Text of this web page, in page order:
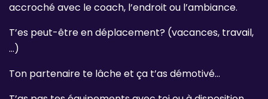
accroché avec le coach, l’endroit ou l’ambiance.
T’es peut-être en déplacement? (vacances, travail,
…)
Ton partenaire te lâche et ça t’as démotivé…